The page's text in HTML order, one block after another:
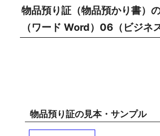
物品預り証（物品預かり書）
（ワード Word）06（ビジ
物品預り証の見本・サンプル